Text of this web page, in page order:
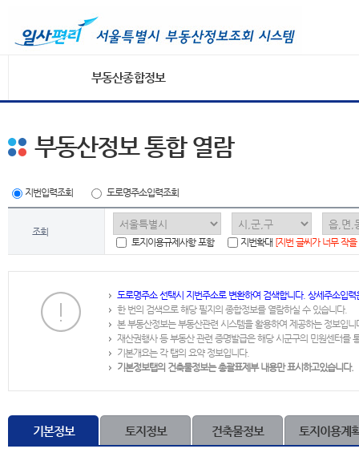
부동산종합정보
부동산정보 통합 열람
지번입력조회 도로명주소입력조회
조회
토지이용규제사항 포함
지번확대 [지번 글씨가 너무 작
도로명주소 선택시 지번주소로 변환하여 검색합니다. 상세주소입
한 번의 검색으로 해당 필지의 종합정보를 열람하실 수 있습니다.
본 부동산정보는 부동산관련 시스템을 활용하여 제공하는 정보입니
재산권행사 등 부동산 관련 증명발급은 해당 시군구의 민원센터를
기본개요는 각 탭의 요약 정보입니다.
기본정보탭의 건축물정보는 총괄표제부 내용만 표시하고있습니다.
기본정보 토지정보 건축물정보 토지이용계